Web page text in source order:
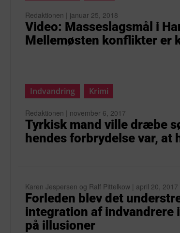
Redaktionen | januar 25, 2018
Video: Masseslagsmål i
Mellemøsten konflikter er
Indvandring Krimi
Redaktionen | november 6, 2017
Tyrkisk mand ville dræbe
hendes forbrydelse var, at
Karen Jespersen og Ralf Pittelkow | april 20, 2017
Forleden blev det
integration af indvandrere
på illusioner